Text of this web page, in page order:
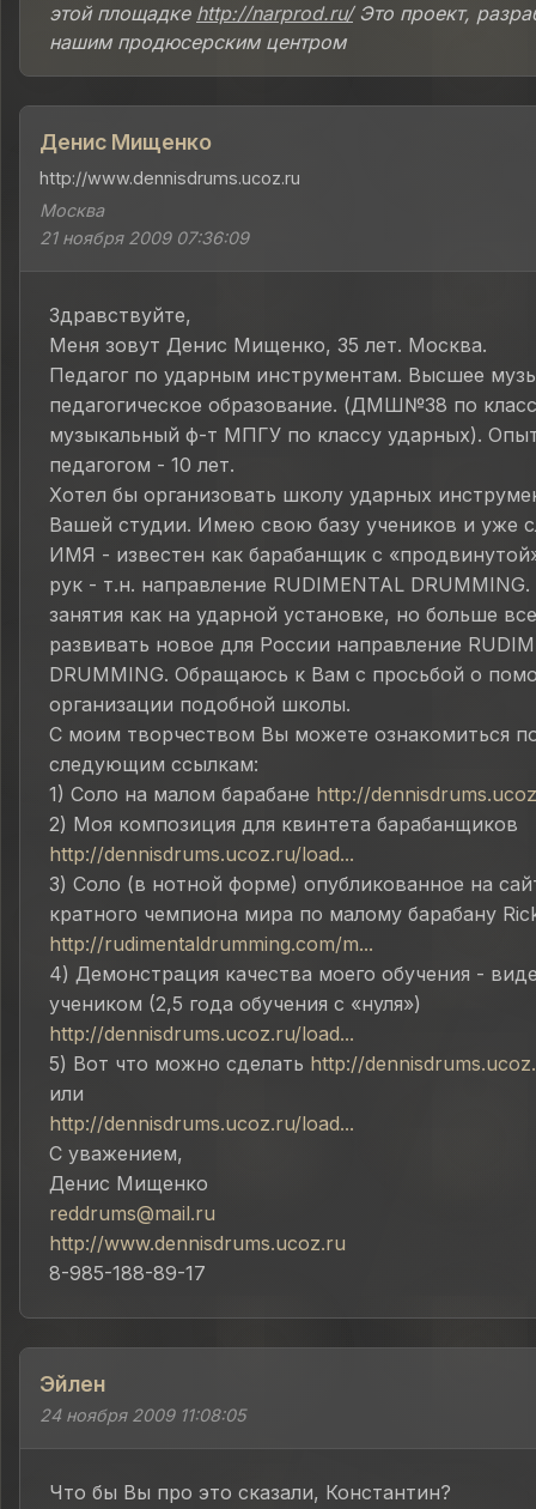
этой площадке http://narprod.ru/Это проект,
нашим продюсерским центром
Денис Мищенко
http://www.dennisdrums.ucoz.ru
Москва
21 ноября 2009 07:36:09
Здравствуйте,
Меня зовут Денис Мищенко, 35 лет. Москва.
Педагог по ударным инструментам. Высшее
педагогическое образование. (ДМШ№38 по
музыкальный ф-т МПГУ по классу ударных).
педагогом - 10 лет.
Хотел бы организовать школу ударных
Вашей студии. Имею свою базу учеников и уже
ИМЯ - известен как барабанщик с
рук - т.н. направление RUDIMENTAL
занятия как на ударной установке, но больше
развивать новое для России направление
DRUMMING. Обращаюсь к Вам с просьбой о
организации подобной школы.
С моим творчеством Вы можете ознакомиться
следующим ссылкам:
1) Соло на малом барабане http://
2) Моя композиция для квинтета барабанщиков
http://dennisdrums.ucoz.ru/load...
3) Соло (в нотной форме) опубликованное на
кратного чемпиона мира по малому барабану
http://rudimentaldrumming.com/m...
4) Демонстрация качества моего обучения -
учеником (2,5 года обучения с «нуля»)
http://dennisdrums.ucoz.ru/load...
5) Вот что можно сделать http://
или
http://dennisdrums.ucoz.ru/load...
С уважением,
Денис Мищенко
reddrums@mail.ru
http://www.dennisdrums.ucoz.ru
8-985-188-89-17
Эйлен
24 ноября 2009 11:08:05
Что бы Вы про это сказали, Константин?